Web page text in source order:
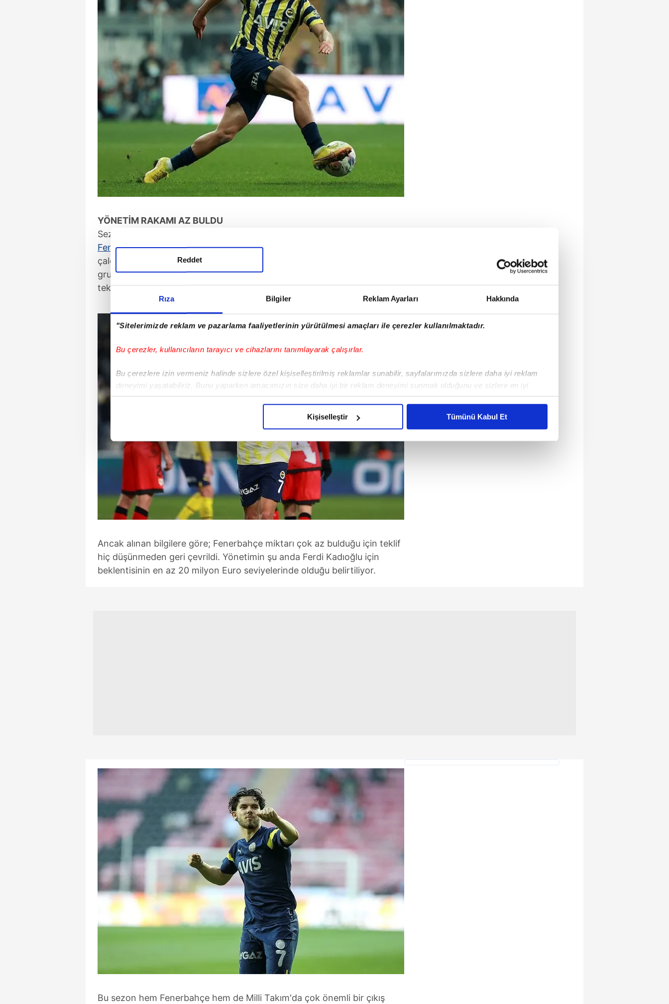
Rıza Bilgiler Reklam Ayarları Hakkında
"Sitelerimizde reklam ve pazarlama faaliyetlerinin yürütülmesi amaçları ile çerezler kullanılmaktadır.
Bu çerezler, kullanıcıların tarayıcı ve cihazlarını tanımlayarak çalışırlar.
Bu çerezlere izin vermeniz halinde sizlere özel kişiselleştirilmiş reklamlar sunabilir, sayfalarımızda sizlere daha iyi reklam
deneyimi yaşatabiliriz. Bunu yaparken amacımızın size daha iyi bir reklam deneyimi sunmak olduğunu ve sizlere en iyi
içerikleri sunabilmek adına elimizden gelen çabayı gösterdiğimizi ve bu noktada, reklamların maliyetlerimizi karşılamak
Sizlere daha iyi bir hizmet sunabilmek için İnternet Sitemizde kendimize ve üçüncü kişilere ait çerezler kullanılmaktadır. Bu
çerezler vasıtasıyla çeşitli kişisel verileriniz işlenmekte olup gerekli olan çerezler bilgi toplumu hizmetlerinin sunulması
amacıyla kullanılmaktadır. Diğer çerezler, sitemizin daha işlevsel kılınması ve kişiselleştirilmesi ve sizlere yönelik
reklam/pazarlama faaliyetlerinin yapılması, amaçlarıyla sınırlı olarak açık rızanız dahilinde kullanılacaktır.
Çerezlere ilişkin tercihlerinizi aşağıda yer alan panel vasıtasıyla belirleyebilirsiniz. Çerezlere ilişkin detaylı bilgi için Ayarlar
6698 sayılı Kişisel Verilerin Korunması Kanunu uyarınca hazırlanmış Aydınlatma Metnimizi okumak ve sitemizde ilgili
mevzuata uygun olarak kullanılan çerezlerle ilgili bilgi almak için lütfen
tıklayınız
Reddet
Kişiselleştir Tümünü Kabul Et
YÖNETİM RAKAMI AZ BULDU
Sezon başında Koreli stoper
Fenerbahçeile sıkı pazarlıklar yapan Rennes'in bu kez Ferdi için kapıyı
çaldığı belirlendi. Avrupa Ligi'nde bu sezon Sarı-Lacivertliler ile aynı
grupta yer alan Fransız kulübünün genç yıldız için 10 milyon Euro'luk
teklif yaptığı ifade edildi.
Ancak alınan bilgilere göre; Fenerbahçe miktarı çok az bulduğu için teklif
hiç düşünmeden geri çevrildi. Yönetimin şu anda Ferdi Kadıoğlu için
beklentisinin en az 20 milyon Euro seviyelerinde olduğu belirtiliyor.
Bu sezon hem Fenerbahçe hem de Milli Takım'da çok önemli bir çıkış